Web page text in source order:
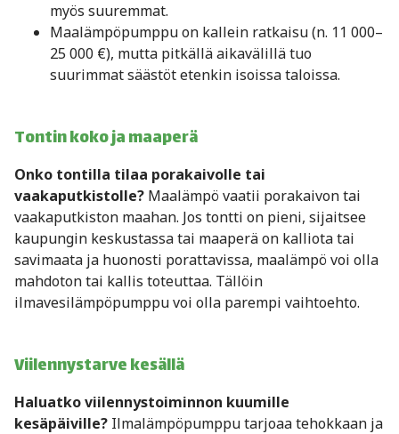
myös suuremmat.
Maalämpöpumppu on kallein ratkaisu (n. 11 000–
25 000 €), mutta pitkällä aikavälillä tuo
suurimmat säästöt etenkin isoissa taloissa.
Tontin koko ja maaperä
Onko tontilla tilaa porakaivolle tai
vaakaputkistolle? Maalämpö vaatii porakaivon tai
vaakaputkiston maahan. Jos tontti on pieni, sijaitsee
kaupungin keskustassa tai maaperä on kalliota tai
savimaata ja huonosti porattavissa, maalämpö voi olla
mahdoton tai kallis toteuttaa. Tällöin
ilmavesilämpöpumppu voi olla parempi vaihtoehto.
Viilennystarve kesällä
Haluatko viilennystoiminnon kuumille
kesäpäiville? Ilmalämpöpumppu tarjoaa tehokkaan ja